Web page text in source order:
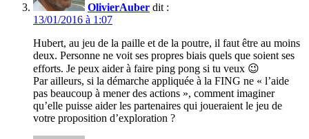
OlivierAuber dit :
13/01/2016 à 1:07
Hubert, au jeu de la paille et de la poutre, il faut être au moins
deux. Personne ne voit ses propres biais quels que soient ses
efforts. Je peux aider à faire ping pong si tu veux 😉
Par ailleurs, si la démarche appliquée à la FING ne « l’aide
pas beaucoup à mener des actions », comment imaginer
qu’elle puisse aider les partenaires qui joueraient le jeu de
votre proposition d’exploration ?